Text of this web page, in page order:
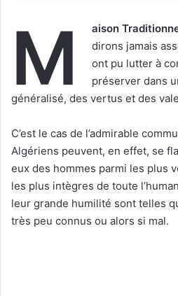
M aison
dirons jamais
ont pu lutter à
préserver dans
généralisé, des vertus et des
C’est le cas de l’admirable
Algériens peuvent, en effet, se
eux des hommes parmi les plus
les plus intègres de toute
leur grande humilité sont telles
très peu connus ou alors si mal.